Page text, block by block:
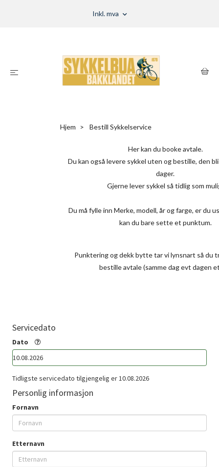
Inkl. mva
Hjem Bestill Sykkelservice
Her kan du booke avtale.
Du kan også levere sykkel uten og bestille, den
dager.
Gjerne lever sykkel så tidlig som
Du må fylle inn Merke, modell, år og farge, er du
kan du bare sette et punktum.
Punktering og dekk bytte tar vi lynsnart så du
bestille avtale (samme dag evt dagen